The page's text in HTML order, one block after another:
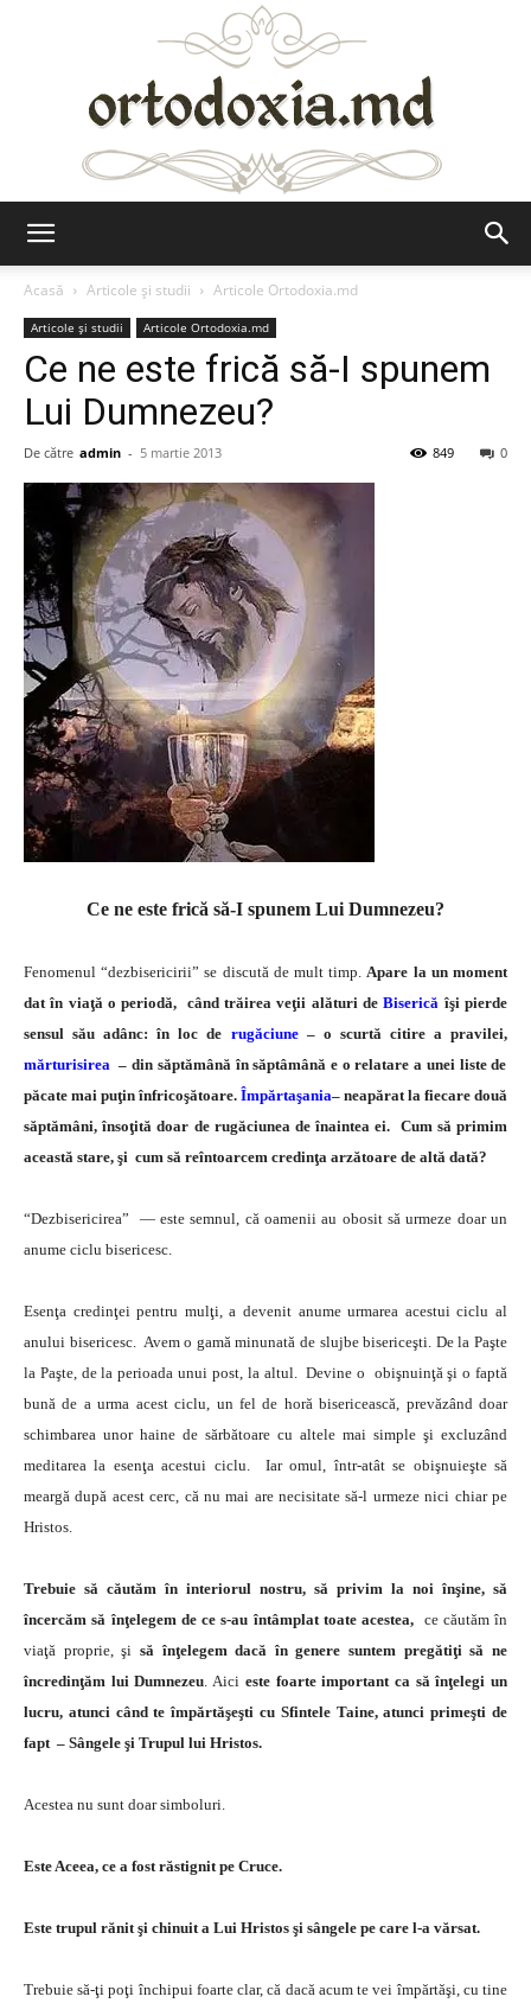
Acasă
Articole şi studii Articole Ortodoxia.md
Articole şi studii Articole Ortodoxia.md
Ce ne este frică să-I spunem
Lui Dumnezeu?
De către admin - 5 martie 2013 0
849
Ce ne este frică să-I spunem Lui Dumnezeu?
Fenomenul “dezbisericirii” se discută de mult timp.Apare la un moment
dat în viaţă o periodă, când trăirea veţii alături de Biserică îşi pierde
sensul său adânc: în loc de rugăciune– o scurtă citire a pravilei,
mărturisirea – din săptămână în săptâmână e o relatare a unei liste de
păcate mai puţin înfricoşătoare. Împărtaşania– neapărat la fiecare două
săptămâni, însoţită doar de rugăciunea de înaintea ei. Cum să primim
această stare, şi cum să reîntoarcem credinţa arzătoare de altă dată?
“Dezbisericirea” — este semnul, că oamenii au obosit să urmeze doar un
anume ciclu bisericesc.
Esenţa credinţei pentru mulţi, a devenit anume urmarea acestui ciclu al
anului bisericesc. Avem o gamă minunată de slujbe bisericeşti. De la Paşte
la Paşte, de la perioada unui post, la altul. Devine o obişnuinţă şi o faptă
bună de a urma acest ciclu, un fel de horă bisericească, prevăzând doar
schimbarea unor haine de sărbătoare cu altele mai simple şi excluzând
meditarea la esenţa acestui ciclu. Iar omul, într-atât se obişnuieşte să
meargă după acest cerc, că nu mai are necisitate să-l urmeze nici chiar pe
Hristos.
Trebuie să căutăm în interiorul nostru, să privim la noi înşine, să
încercăm să înţelegem de ce s-au întâmplat toate acestea, ce căutăm în
viaţă proprie, şi să înţelegem dacă în genere suntem pregătiţi să ne
încredinţăm lui Dumnezeu. Aici este foarte important ca să înţelegi un
lucru, atunci când te împărtăşeşti cu Sfintele Taine, atunci primeşti de
fapt – Sângele şi Trupul lui Hristos.
Acestea nu sunt doar simboluri.
Este Aceea, ce a fost răstignit pe Cruce.
Este trupul rănit şi chinuit a Lui Hristos şi sângele pe care l-a vărsat.
Trebuie să-ţi poţi închipui foarte clar, că dacă acum te vei împărtăşi, cu tine